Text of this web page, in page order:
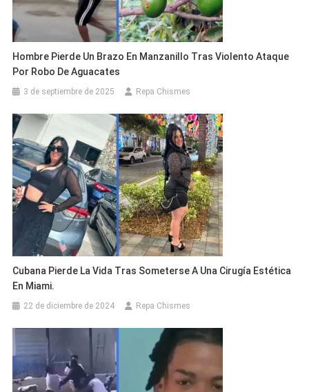
Hombre Pierde Un Brazo En Manzanillo Tras Violento Ataque
Por Robo De Aguacates
3 de septiembre de 2025 Repa Chismes
Cubana Pierde La Vida Tras Someterse A Una Cirugía Estética
En Miami.
22 de diciembre de 2024 Repa Chismes